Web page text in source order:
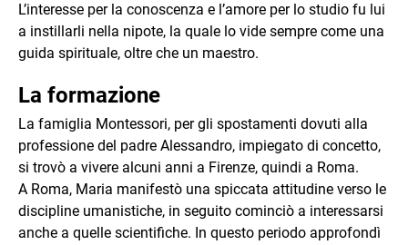
L’interesse per la conoscenza e l’amore per lo studio fu lui
a instillarli nella nipote, la quale lo vide sempre come una
guida spirituale, oltre che un maestro.
La formazione
La famiglia Montessori, per gli spostamenti dovuti alla
professione del padre Alessandro, impiegato di concetto,
si trovò a vivere alcuni anni a Firenze, quindi a Roma.
A Roma, Maria manifestò una spiccata attitudine verso le
discipline umanistiche, in seguito cominciò a interessarsi
anche a quelle scientifiche. In questo periodo approfondì